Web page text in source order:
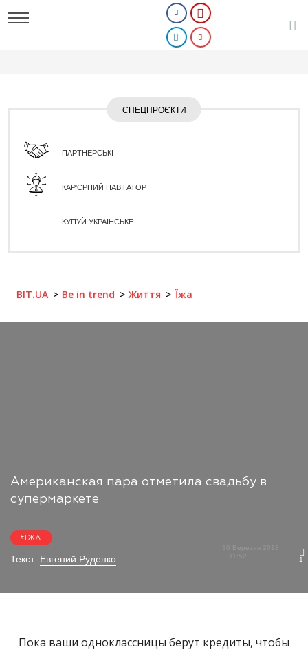
СПЕЦПРОЄКТИ
ПАРТНЕРСЬКІ
КАР'ЄРНИЙ НАВІГАТОР
КУПУЙ УКРАЇНСЬКЕ
BIT.UA Be in trend Життя Їжа
Американская пара отметила свадьбу в
супермаркете
ЇЖА
Текст: Евгений Руденко
30 Березня 2018
1
Пока ваши одноклассницы берут кредиты, чтобы